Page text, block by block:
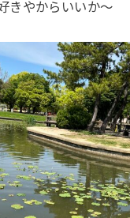
きやからいいか～